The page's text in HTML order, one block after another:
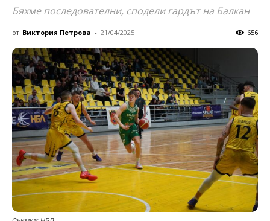
Бяхме последователни, сподели гардът на Балкан
от Виктория Петрова - 21/04/2025 656